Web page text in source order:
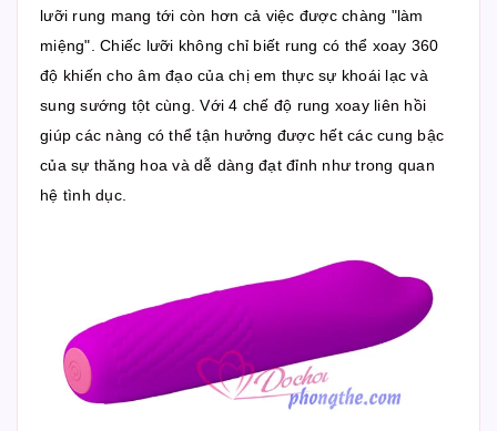
lưỡi rung mang tới còn hơn cả việc được chàng "làm
miệng". Chiếc lưỡi không chỉ biết rung có thể xoay 360
độ khiến cho âm đạo của chị em thực sự khoái lạc và
sung sướng tột cùng. Với 4 chế độ rung xoay liên hồi
giúp các nàng có thể tận hưởng được hết các cung bậc
của sự thăng hoa và dễ dàng đạt đỉnh như trong quan
hệ tình dục.